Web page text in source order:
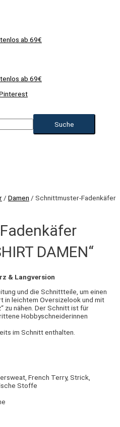
ab 69€
ab 69€
/ Damen / Schnittmuster-Fadenkäfer
DAMEN“
& Langversion
und die Schnittteile, um einen
in leichtem Oversizelook und mit
zu nähen. Der Schnitt ist für
Hobbyschneiderinnen
im Schnitt enthalten.
French Terry, Strick,
Stoffe